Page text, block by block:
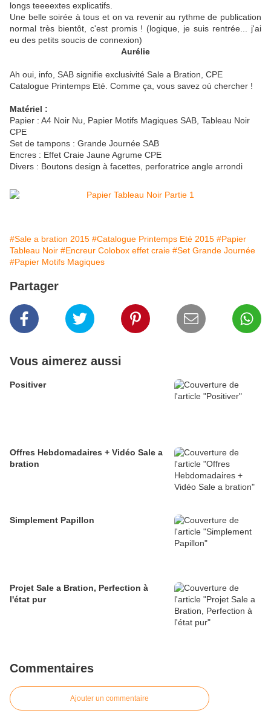
longs teeeextes explicatifs.
Une belle soirée à tous et on va revenir au rythme de publication
normal très bientôt, c'est promis ! (logique, je suis rentrée... j'ai
eu des petits soucis de connexion)
Aurélie
Ah oui, info, SAB signifie exclusivité Sale a Bration, CPE
Catalogue Printemps Eté. Comme ça, vous savez où chercher !
Matériel :
Papier : A4 Noir Nu, Papier Motifs Magiques SAB, Tableau Noir
CPE
Set de tampons : Grande Journée SAB
Encres : Effet Craie Jaune Agrume CPE
Divers : Boutons design à facettes, perforatrice angle arrondi
#Sale a bration 2015 #Catalogue Printemps Eté 2015 #Papier
Tableau Noir #Encreur Colobox effet craie #Set Grande Journée
#Papier Motifs Magiques
Partager
Vous aimerez aussi
Positiver
Offres Hebdomadaires + Vidéo Sale a
bration
Simplement Papillon
Projet Sale a Bration, Perfection à
l'état pur
Commentaires
Ajouter un commentaire